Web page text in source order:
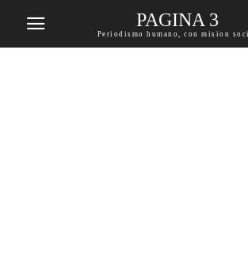
PAGINA 3
Periodismo humano, con mision